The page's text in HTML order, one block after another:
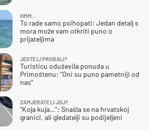
HMM…
To rade samo psihopati: Jedan detalj s
mora može vam otkriti puno o
prijateljima
JESTE LI PROBALI?
Turisticu oduševila ponuda u
Primoštenu: "Oni su puno pametniji od
nas"
ZAMJERATE LI JOJ?
"Koja kuja…": Snašla se na hrvatskoj
granici, ali gledatelji su podijeljeni